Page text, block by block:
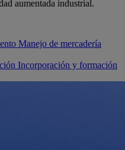
aumentada industrial.
Manejo de mercadería
Incorporación y formación